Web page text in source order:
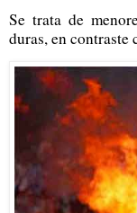
Se trata de
duras, en contraste